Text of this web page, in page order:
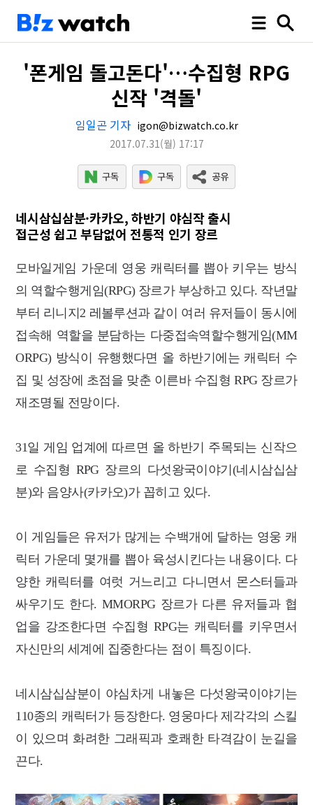
'폰게임 돌고돈다'…수집형 RPG
신작 '격돌'
임일곤 기자 igon@bizwatch.co.kr
2017.07.31(월) 17:17
네시삼십삼분·카카오, 하반기 야심작 출시
접근성 쉽고 부담없어 전통적 인기 장르
모바일게임 가운데 영웅 캐릭터를 뽑아 키우는 방식
의 역할수행게임(RPG) 장르가 부상하고 있다. 작년말
부터 리니지2 레볼루션과 같이 여러 유저들이 동시에
접속해 역할을 분담하는 다중접속역할수행게임(MM
ORPG) 방식이 유행했다면 올 하반기에는 캐릭터 수
집 및 성장에 초점을 맞춘 이른바 수집형 RPG 장르가
재조명될 전망이다.
31일 게임 업계에 따르면 올 하반기 주목되는 신작으
로 수집형 RPG 장르의 다섯왕국이야기(네시삼십삼
분)와 음양사(카카오)가 꼽히고 있다.
이 게임들은 유저가 많게는 수백개에 달하는 영웅 캐
릭터 가운데 몇개를 뽑아 육성시킨다는 내용이다. 다
양한 캐릭터를 여럿 거느리고 다니면서 몬스터들과
싸우기도 한다. MMORPG 장르가 다른 유저들과 협
업을 강조한다면 수집형 RPG는 캐릭터를 키우면서
자신만의 세계에 집중한다는 점이 특징이다.
네시삼십삼분이 야심차게 내놓은 다섯왕국이야기는
110종의 캐릭터가 등장한다. 영웅마다 제각각의 스킬
이 있으며 화려한 그래픽과 호쾌한 타격감이 눈길을
끈다.